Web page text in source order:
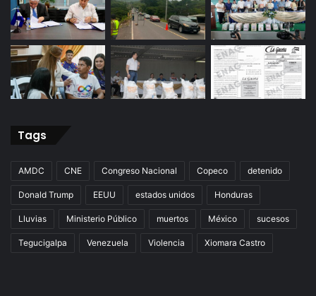
Tags
AMDC CNE Congreso Nacional Copeco detenido
Donald Trump EEUU estados unidos Honduras
Lluvias Ministerio Público muertos México sucesos
Tegucigalpa Venezuela Violencia Xiomara Castro